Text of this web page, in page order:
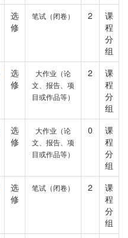
选
修
笔试（闭卷） 2
课
程
分
组
选
修
大作业（论
文、报告、项
目或作品等）
2
课
程
分
组
选
修
大作业（论
文、报告、项
目或作品等）
0
课
程
分
组
选
修
笔试（闭卷） 2
课
程
分
组